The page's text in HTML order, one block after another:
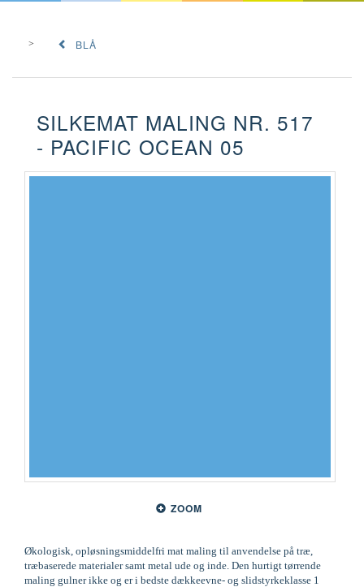
BLÅ
SILKEMAT MALING NR. 517
- PACIFIC OCEAN 05
ZOOM
Økologisk, opløsningsmiddelfri mat maling til anvendelse på træ,
træbaserede materialer samt metal ude og inde. Den hurtigt tørrende
maling gulner ikke og er i bedste dækkeevne- og slidstyrkeklasse 1